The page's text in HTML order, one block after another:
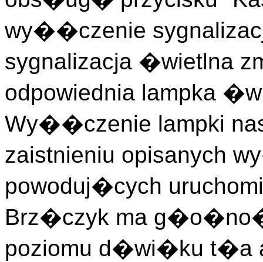
wy��czenie
sygnalizacja �wietlna
odpowiednia lampka
Wy��czenie lampki
zaistnieniu opisanych
powoduj�cych
Brz�czyk ma
poziomu d�wi�ku t�a